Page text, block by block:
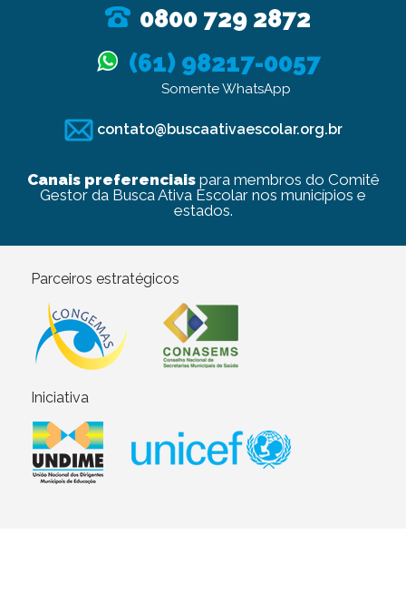
0800 729 2872
(61) 98217-0057
Somente WhatsApp
contato@buscaativaescolar.org.br
Canais preferenciaispara membros do Comitê
Gestor da Busca Ativa Escolar nos municípios e
estados.
Parceiros estratégicos
Iniciativa